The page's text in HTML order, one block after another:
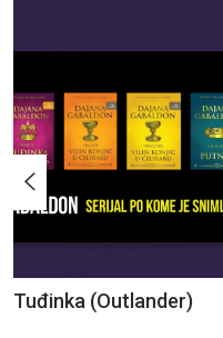
Tuđinka (Outlander)